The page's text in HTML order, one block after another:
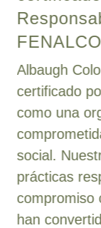
FENALCO
Albaugh
certificado
como una
social.
prácticas
compromiso
han